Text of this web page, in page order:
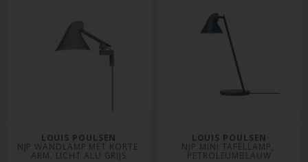
LOUIS POULSEN
NJP WANDLAMP MET KORTE
ARM, LICHT ALU GRIJS
LOUIS POULSEN
NJP MINI TAFELLAMP,
PETROLEUMBLAUW